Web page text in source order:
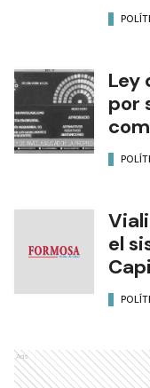
Ley
por
el
Ads